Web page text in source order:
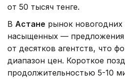
от 50 тысяч тенге.
В Астане рынок новогодних
насыщенных — предложения
от десятков агентств, что
диапазон цен. Короткое
продолжительностью 5-10